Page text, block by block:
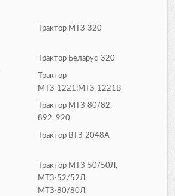
Трактор МТЗ-320
Трактор Беларус-320
Трактор
МТЗ-1221;МТЗ-1221В
Трактор МТЗ-80/82,
892, 920
Трактор ВТЗ-2048А
Трактор МТЗ-50/50Л,
МТЗ-52/52Л,
МТЗ-80/80Л,